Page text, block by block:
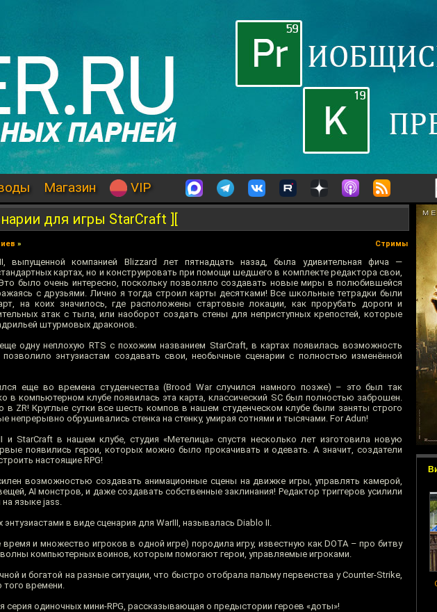
Магазин VIP
для игры StarCraft ][
» Стримы
выпущенной компанией Blizzard лет пятнадцать назад, была удивительная фича —
картах, но и конструировать при помощи шедшего в комплекте редактора свои,
было очень интересно, поскольку позволяло создавать новые миры в полюбившейся
с друзьями. Лично я тогда строил карты десятками! Все школьные тетрадки были
на коих значилось, где расположены стартовые локации, как прорубать дороги и
атак с тыла, или наоборот создать стены для неприступных крепостей, которые
штурмовых драконов.
одну неплохую RTS с похожим названием StarCraft, в картах появилась возможность
энтузиастам создавать свои, необычные сценарии с полностью изменённой
еще во времена студенчества (Brood War случился намного позже) – это был так
в компьютерном клубе появилась эта карта, классический SC был полностью заброшен.
в ZR! Круглые сутки все шесть компов в нашем студенческом клубе были заняты строго
непрерывно обрушивались стенка на стенку, умирая сотнями и тысячами. For Adun!
и StarCraft в нашем клубе, студия «Метелица» спустя несколько лет изготовила новую
появились герои, которых можно было прокачивать и одевать. А значит, создатели
настоящие RPG!
возможностью создавать анимационные сцены на движке игры, управлять камерой,
AI монстров, и даже создавать собственные заклинания! Редактор триггеров усилили
языке jass.
в виде сценария для WarIII, называлась Diablo II.
и множество игроков в одной игре) породила игру, известную как DOTA – про битву
компьютерных воинов, которым помогают герои, управляемые игроками.
и богатой на разные ситуации, что быстро отобрала пальму первенства у Counter-Strike,
того времени.
серия одиночных мини-RPG, рассказывающая о предыстории героев «доты»!